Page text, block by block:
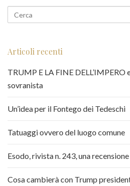
Articoli recenti
TRUMP E LA FINE DELL’IMPERO
sovranista
Un’idea per il Fontego dei Tedeschi
Tatuaggi ovvero del luogo comune
Esodo, rivista n. 243, una recensione
Cosa cambierà con Trump